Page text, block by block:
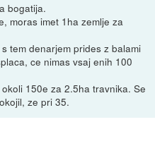
bogatija.
moras imet 1ha zemlje za
tem denarjem prides z balami
ce nimas vsaj enih 100
150e za 2.5ha travnika. Se
ze pri 35.